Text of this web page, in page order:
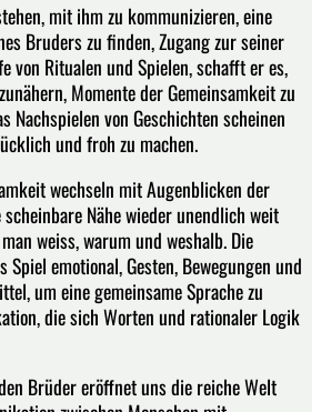
mit ihm zu kommunizieren, eine
Bruders zu finden, Zugang zur seiner
von Ritualen und Spielen, schafft er es,
Momente der Gemeinsamkeit zu
Nachspielen von Geschichten scheinen
und froh zu machen.
wechseln mit Augenblicken der
Nähe wieder unendlich weit
weiss, warum und weshalb. Die
Spiel emotional, Gesten, Bewegungen und
um eine gemeinsame Sprache zu
die sich Worten und rationaler Logik
Brüder eröffnet uns die reiche Welt